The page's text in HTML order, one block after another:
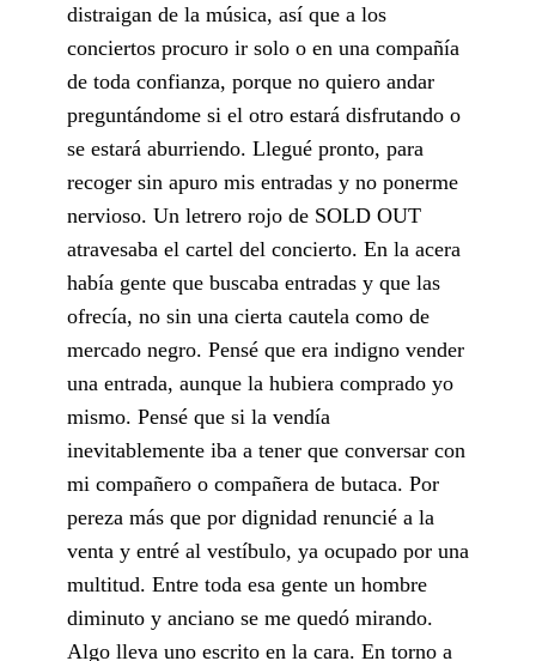
distraigan de la música, así que a los
conciertos procuro ir solo o en una compañía
de toda confianza, porque no quiero andar
preguntándome si el otro estará disfrutando o
se estará aburriendo. Llegué pronto, para
recoger sin apuro mis entradas y no ponerme
nervioso. Un letrero rojo de SOLD OUT
atravesaba el cartel del concierto. En la acera
había gente que buscaba entradas y que las
ofrecía, no sin una cierta cautela como de
mercado negro. Pensé que era indigno vender
una entrada, aunque la hubiera comprado yo
mismo. Pensé que si la vendía
inevitablemente iba a tener que conversar con
mi compañero o compañera de butaca. Por
pereza más que por dignidad renuncié a la
venta y entré al vestíbulo, ya ocupado por una
multitud. Entre toda esa gente un hombre
diminuto y anciano se me quedó mirando.
Algo lleva uno escrito en la cara. En torno a